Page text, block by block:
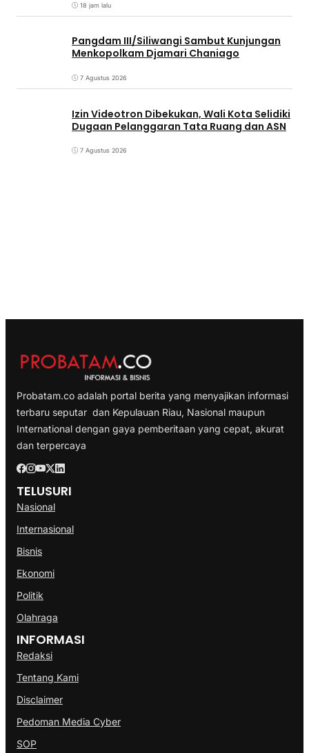
18 jam lalu
Pangdam III/Siliwangi Sambut Kunjungan
Menkopolkam Djamari Chaniago
7 Agustus 2026
Izin Videotron Dibekukan, Wali Kota Selidiki
Dugaan Pelanggaran Tata Ruang dan ASN
7 Agustus 2026
Probatam.co adalah portal berita yang menyajikan informasi
terbaru seputar dan Kepulauan Riau, Nasional maupun
International dengan gaya pemberitaan yang cepat, akurat
dan terpercaya
TELUSURI
Nasional
Internasional
Bisnis
Ekonomi
Politik
Olahraga
INFORMASI
Redaksi
Tentang Kami
Disclaimer
Pedoman Media Cyber
SOP